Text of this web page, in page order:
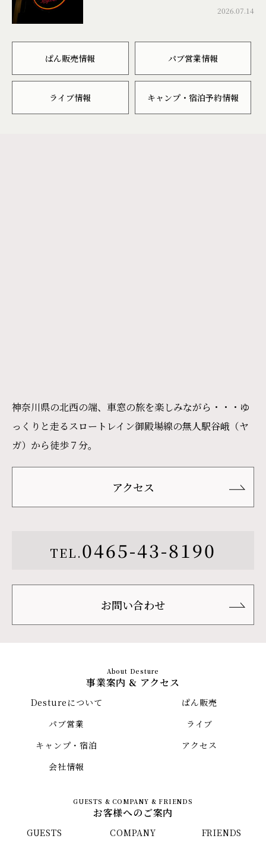
2026.07.14
ぱん販売情報 パブ営業情報
ライブ情報 キャンプ・宿泊予約情報
神奈川県の北西の端、車窓の旅を楽しみながら・・・ゆ
っくりと走るスロートレイン御殿場線の無人駅谷峨（ヤ
ガ）から徒歩７分。
アクセス
TEL.0465-43-8190
お問い合わせ
事業案内 & アクセス
Destureについて
ぱん販売
パブ営業
ライブ
キャンプ・宿泊
アクセス
会社情報
お客様へのご案内
GUESTS COMPANY FRIENDS